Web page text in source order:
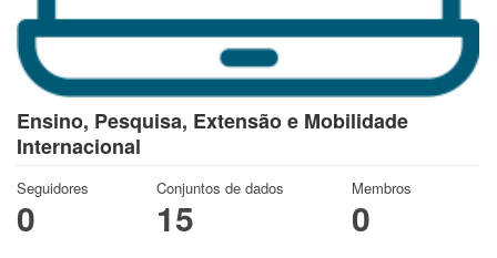
Ensino, Pesquisa, Extensão e Mobilidade
Internacional
Seguidores
0
Conjuntos de dados
15
Membros
0